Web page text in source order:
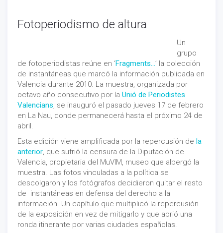
Fotoperiodismo de altura
Un
grupo
de fotoperiodistas reúne en ‘Fragments…’ la colección
de instantáneas que marcó la información publicada en
Valencia durante 2010. La muestra, organizada por
octavo año consecutivo por la Unió de Periodistes
Valencians, se inauguró el pasado jueves 17 de febrero
en La Nau, donde permanecerá hasta el próximo 24 de
abril.
Esta edición viene amplificada por la repercusión de la
anterior, que sufrió la censura de la Diputación de
Valencia, propietaria del MuVIM, museo que albergó la
muestra. Las fotos vinculadas a la política se
descolgaron y los fotógrafos decidieron quitar el resto
de instantáneas en defensa del derecho a la
información. Un capítulo que multiplicó la repercusión
de la exposición en vez de mitigarlo y que abrió una
ronda itinerante por varias ciudades españolas.